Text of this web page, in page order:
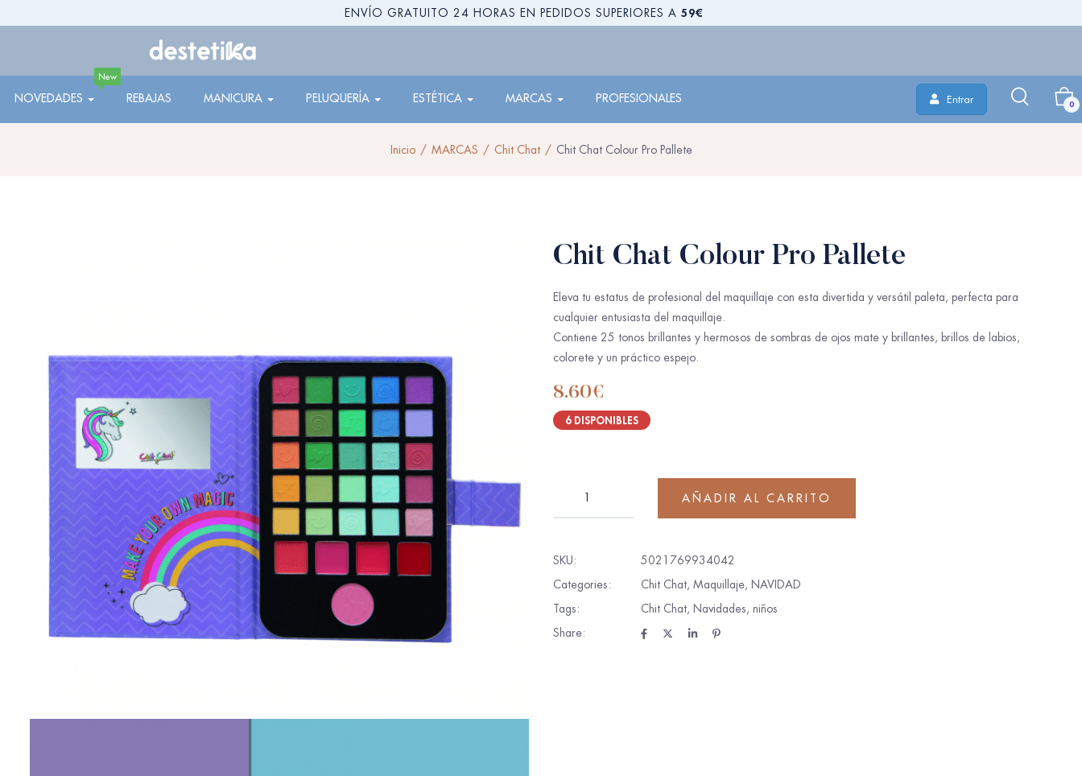
ENVÍO GRATUITO 24 HORAS EN PEDIDOS SUPERIORES A 59€
NOVEDADES
New
REBAJAS MANICURA PELUQUERÍA ESTÉTICA MARCAS PROFESIONALES Entrar 0
Inicio MARCAS Chit Chat Chit Chat Colour Pro Pallete
Chit Chat Colour Pro Pallete
Eleva tu estatus de profesional del maquillaje con esta divertida y versátil paleta, perfecta para
cualquier entusiasta del maquillaje.
Contiene 25 tonos brillantes y hermosos de sombras de ojos mate y brillantes, brillos de labios,
colorete y un práctico espejo.
8.60€
6 DISPONIBLES
AÑADIR AL CARRITO
SKU:
5021769934042
Categories:
Chit Chat, Maquillaje, NAVIDAD
Tags:
Chit Chat, Navidades, niños
Share: